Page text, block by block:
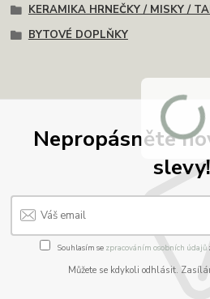
KERAMIKA HRNEČKY / MISKY /
BYTOVÉ DOPLŇKY
Nepropásněte
slevy!
Souhlasím se zpracováním osobních údajů
Můžete se kdykoli odhlásit.